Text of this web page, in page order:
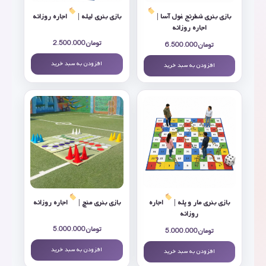
بازی بنری شطرنج غول آسا |
اجاره روزانه
تومان6.500.000
افزودن به سبد خرید
بازی بنری لیله | اجاره روزانه
تومان2.500.000
افزودن به سبد خرید
بازی بنری مار و پله |
اجاره
روزانه
تومان5.000.000
افزودن به سبد خرید
بازی بنری منچ | اجاره روزانه
تومان5.000.000
افزودن به سبد خرید